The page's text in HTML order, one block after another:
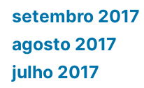
setembro 2017
agosto 2017
julho 2017